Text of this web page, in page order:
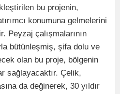
bu projenin,
konumuna gelmelerini
Peyzaj çalışmalarının
bütünleşmiş, şifa dolu ve
olan bu proje, bölgenin
sağlayacaktır. Çelik,
da değinerek, 30 yıldır